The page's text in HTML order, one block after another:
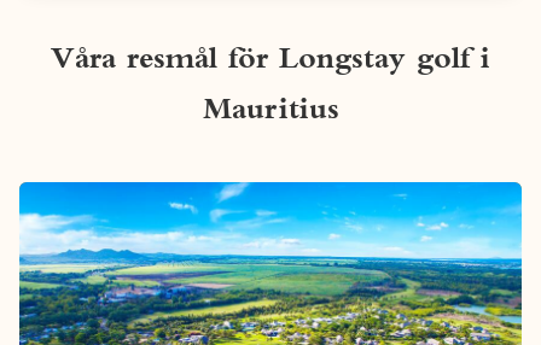
Våra resmål för Longstay golf i
Mauritius